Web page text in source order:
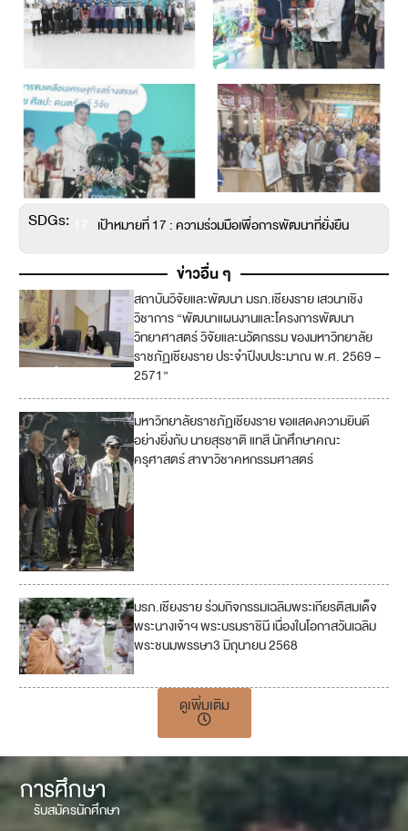
SDGs: เป้าหมายที่ 17 : ความร่วมมือเพื่อการพัฒนาที่ยั่งยืน
ข่าวอื่น ๆ
สถาบันวิจัยและพัฒนา มรภ.เชียงราย เสวนาเชิง
วิชาการ “พัฒนาแผนงานและโครงการพัฒนา
วิทยาศาสตร์ วิจัยและนวัตกรรม ของมหาวิทยาลัย
ราชภัฏเชียงราย ประจำปีงบประมาณ พ.ศ. 2569 –
2571”
มหาวิทยาลัยราชภัฏเชียงราย ขอแสดงความยินดี
อย่างยิ่งกับ นายสุรชาติ แทสี นักศึกษาคณะ
ครุศาสตร์ สาขาวิชาคหกรรมศาสตร์
มรภ.เชียงราย ร่วมกิจกรรมเฉลิมพระเกียรติสมเด็จ
พระนางเจ้าฯ พระบรมราชินี เนื่องในโอกาสวันเฉลิม
พระชนมพรรษา3 มิถุนายน 2568
ดูเพิ่มเติม
การศึกษา
รับสมัครนักศึกษา